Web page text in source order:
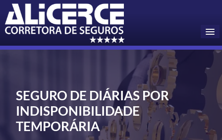
Pedir Cotação
Seguros Online
Informações
SEGURO DE DIÁRIAS POR
INDISPONIBILIDADE
TEMPORÁRIA